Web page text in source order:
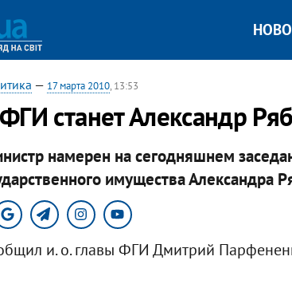
— 17 марта 2010, 13:53
станет Александр
намерен на сегодняшнем
имущества Александра
и. о. главы ФГИ Дмитрий